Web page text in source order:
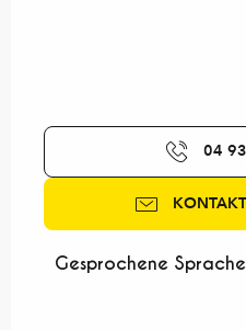
04
Gesprochene
Gesprochene